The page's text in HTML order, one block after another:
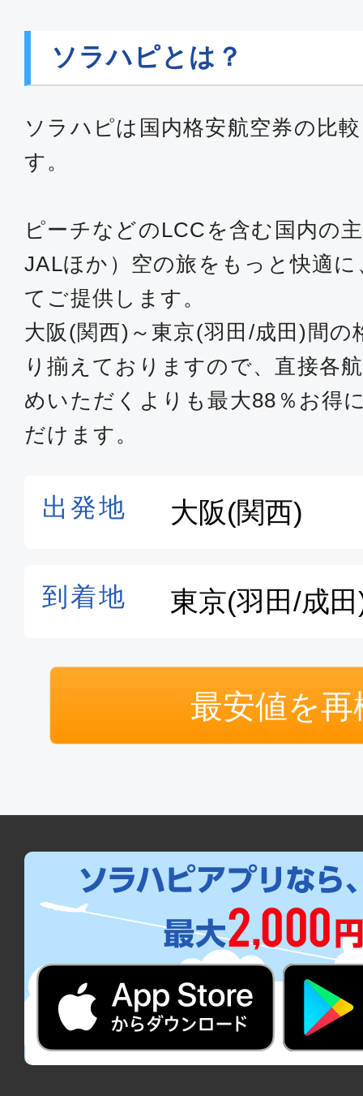
大阪(関西)
東京(
SFJ026
普通席
大阪(関西)
17:20
東京(
普通席
大阪(関西)
東京(
JAL220
クラスJ
06:40
JAL224
クラスJ
大阪(関西)
14:45
東京(
JAL228 21:10
JAL220
クラスJ
大阪(関西)
06:40
東京(
ソラハピとは？
ソラハピは国内格安航空券の比
す。
ピーチなどのLCCを含む国内の
JALほか）空の旅をもっと快適
てご提供します。
大阪(関西)～東京(羽田/成田)間の
り揃えておりますので、直接各
めいただくよりも最大88％お得
だけます。
最安値を再